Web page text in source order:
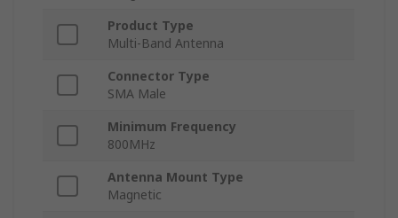
Product Type
Multi-Band Antenna
Connector Type
SMA Male
Minimum Frequency
800MHz
Antenna Mount Type
Magnetic